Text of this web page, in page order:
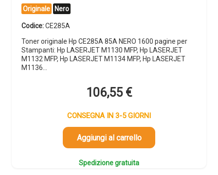
Originale Nero
Codice:CE285A
Toner originale Hp CE285A 85A NERO 1600 pagine per
Stampanti: Hp LASERJET M1130 MFP, Hp LASERJET
M1132 MFP, Hp LASERJET M1134 MFP, Hp LASERJET
M1136…
106,55 €
CONSEGNA IN 3-5 GIORNI
Aggiungi al carrello
Spedizione gratuita